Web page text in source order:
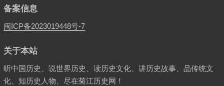
备案信息
闽ICP备2023019448号-7
关于本站
听中国历史、说世界历史、读历史文化、讲历史故事、品传统文
化、知历史人物、尽在菊江历史网！